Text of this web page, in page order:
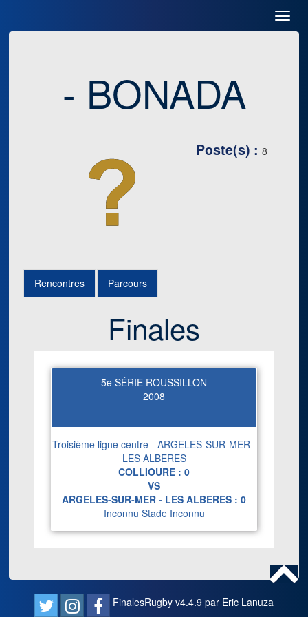
- BONADA
Poste(s) :8
Rencontres Parcours
Finales
5e SÉRIE ROUSSILLON
2008
Troisième ligne centre - ARGELES-SUR-MER -
LES ALBERES
COLLIOURE : 0
VS
ARGELES-SUR-MER - LES ALBERES : 0
Inconnu Stade Inconnu
FinalesRugby v4.4.9 par Eric Lanuza